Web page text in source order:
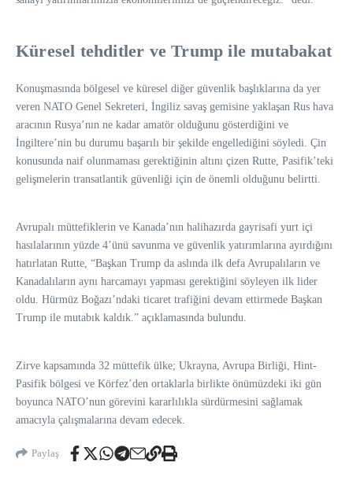
Küresel tehditler ve Trump ile mutabakat
Konuşmasında bölgesel ve küresel diğer güvenlik başlıklarına da yer
veren NATO Genel Sekreteri, İngiliz savaş gemisine yaklaşan Rus hava
aracının Rusya’nın ne kadar amatör olduğunu gösterdiğini ve
İngiltere’nin bu durumu başarılı bir şekilde engellediğini söyledi. Çin
konusunda naif olunmaması gerektiğinin altını çizen Rutte, Pasifik’teki
gelişmelerin transatlantik güvenliği için de önemli olduğunu belirtti.
Avrupalı müttefiklerin ve Kanada’nın halihazırda gayrisafi yurt içi
hasılalarının yüzde 4’ünü savunma ve güvenlik yatırımlarına ayırdığını
hatırlatan Rutte, “Başkan Trump da aslında ilk defa Avrupalıların ve
Kanadalıların aynı harcamayı yapması gerektiğini söyleyen ilk lider
oldu. Hürmüz Boğazı’ndaki ticaret trafiğini devam ettirmede Başkan
Trump ile mutabık kaldık.” açıklamasında bulundu.
Zirve kapsamında 32 müttefik ülke; Ukrayna, Avrupa Birliği, Hint-
Pasifik bölgesi ve Körfez’den ortaklarla birlikte önümüzdeki iki gün
boyunca NATO’nun görevini kararlılıkla sürdürmesini sağlamak
amacıyla çalışmalarına devam edecek.
Paylaş